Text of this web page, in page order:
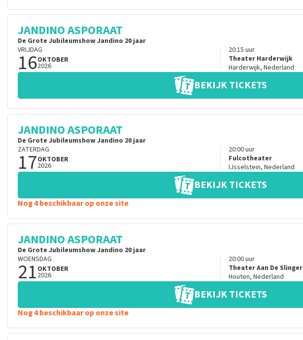
JANDINO ASPORAAT
De Grote Jubileumshow Jandino 20 jaar
VRIJDAG
16OKTOBER
2026
20:15 uur
Theater Harderwijk
Harderwijk, Nederland
BEKIJK TICKETS
JANDINO ASPORAAT
De Grote Jubileumshow Jandino 20 jaar
ZATERDAG
17OKTOBER
2026
20:00uur
Fulcotheater
IJsselstein, Nederland
BEKIJK TICKETS
Nog 4 beschikbaar op onze site
JANDINO ASPORAAT
De Grote Jubileumshow Jandino 20 jaar
WOENSDAG
21 OKTOBER
2026
20:00uur
Theater Aan De Slinger
Houten, Nederland
BEKIJK TICKETS
Nog 4 beschikbaar op onze site